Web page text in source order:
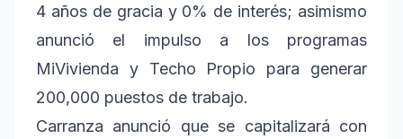
4 años de gracia y 0% de interés; asimismo
anunció el impulso a los programas
MiVivienda y Techo Propio para generar
200,000 puestos de trabajo.
Carranza anunció que se capitalizará con